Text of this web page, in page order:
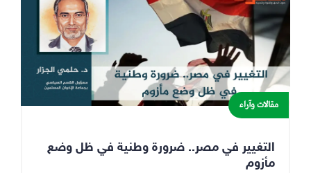
مقالات وآراء
التغيير في مصر.. ضرورة وطنية في ظل وضع
مأزوم